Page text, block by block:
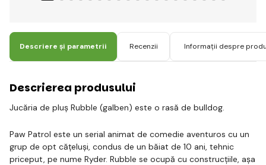
Descriere și parametrii Recenzii Informații despre
Descrierea produsului
Jucăria de pluș Rubble (galben) este o rasă de bulldog.
Paw Patrol este un serial animat de comedie aventuros cu un
grup de opt cățeluși, condus de un băiat de 10 ani, tehnic
priceput, pe nume Ryder. Rubble se ocupă cu construcțiile, așa